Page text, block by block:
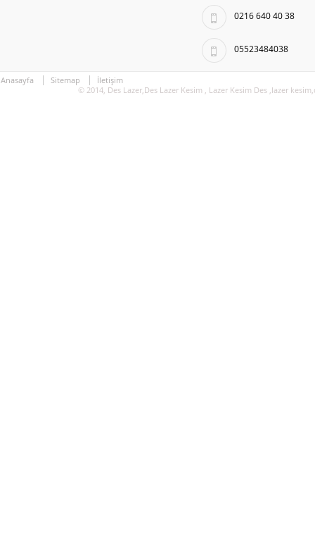
0216 640 40 38
05523484038
Anasayfa Sitemap
İletişim
© 2014, Des Lazer,Des Lazer Kesim , Lazer Kesim Des ,lazer